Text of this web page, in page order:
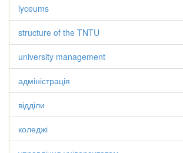
lyceums
structure of the TNTU
university management
адміністрація
відділи
коледжі